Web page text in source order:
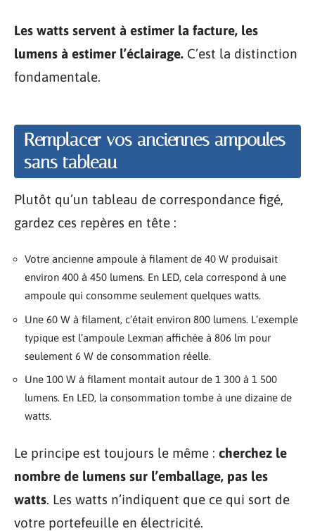
Les watts servent à estimer la facture, les
lumens à estimer l’éclairage. C’est la distinction
fondamentale.
Remplacer vos anciennes ampoules
sans tableau
Plutôt qu’un tableau de correspondance figé,
gardez ces repères en tête :
Votre ancienne ampoule à filament de 40 W produisait
environ 400 à 450 lumens. En LED, cela correspond à une
ampoule qui consomme seulement quelques watts.
Une 60 W à filament, c’était environ 800 lumens. L’exemple
typique est l’ampoule Lexman affichée à 806 lm pour
seulement 6 W de consommation réelle.
Une 100 W à filament montait autour de 1 300 à 1 500
lumens. En LED, la consommation tombe à une dizaine de
watts.
Le principe est toujours le même : cherchez le
nombre de lumens sur l’emballage, pas les
watts. Les watts n’indiquent que ce qui sort de
votre portefeuille en électricité.